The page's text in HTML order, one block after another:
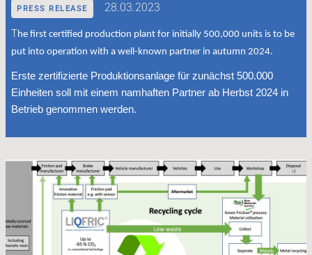
PRESS RELEASE 28.03.2023
The first certified production plant for initially 500,000 units is to be
put into operation with a well-known partner in autumn 2024.
Erste zertifizierte Produktionsanlage für zunächst 500.000
Einheiten soll mit einem namhaften Partner ab Herbst 2024 in
Betrieb genommen werden.